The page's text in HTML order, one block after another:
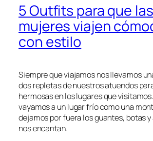
5 Outfits para que las
mujeres viajen
con estilo
Siempre que viajamos nos llevamos
dos repletas de nuestros atuendos
hermosas en los lugares que
vayamos a un lugar frío como una
dejamos por fuera los guantes, botas
nos encantan.